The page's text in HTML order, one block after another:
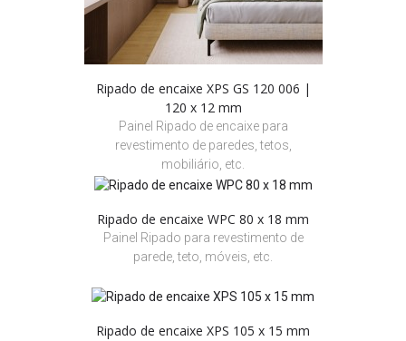
Ripado de encaixe XPS GS 120 006 |
120 x 12 mm
Painel Ripado de encaixe para
revestimento de paredes, tetos,
mobiliário, etc.
Ripado de encaixe WPC 80 x 18 mm
Painel Ripado para revestimento de
parede, teto, móveis, etc.
Ripado de encaixe XPS 105 x 15 mm